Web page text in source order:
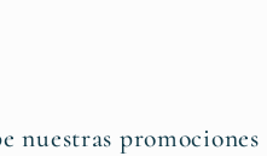
nuestras promociones